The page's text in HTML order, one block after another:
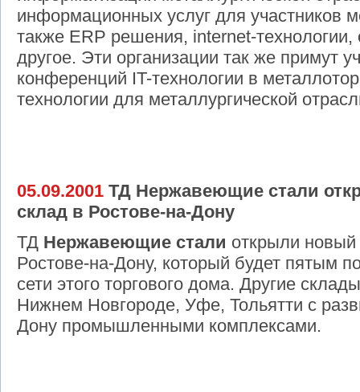
информационных услуг для участников
также ERP решения, internet-
другое. Эти организации так же примут
конференций IT-технологии в
технологии для металлургической
05.09.2001 ТД Нержавеющие стали
склад в Ростове-на-Дону
ТД Нержавеющие стали открыли новый
Ростове-на-Дону, который будет пятым
сети этого торгового дома. Другие
Нижнем Новгороде, Уфе, Тольятти с
Дону промышленными комплексами.